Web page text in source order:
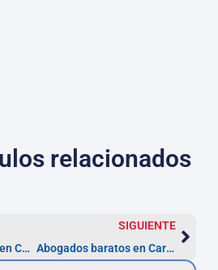
relacionados
Abogados urgentes en Cartagena — Asistencia 24h y detenciones
SIGUIENTE
Abogados baratos en Cartagena: guía en 6 pasos